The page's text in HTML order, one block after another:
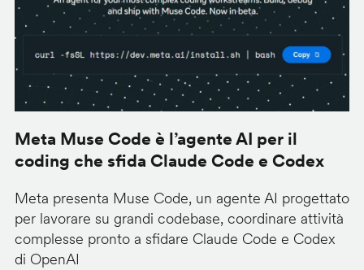
Meta Muse Code è l’agente AI per il
coding che sfida Claude Code e Codex
Meta presenta Muse Code, un agente AI progettato
per lavorare su grandi codebase, coordinare attività
complesse pronto a sfidare Claude Code e Codex
di OpenAI